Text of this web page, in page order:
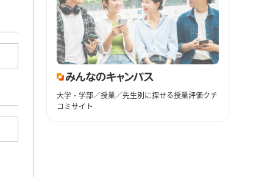
大学・学部／授業／先生別に探せる授業評価クチ
コミサイト